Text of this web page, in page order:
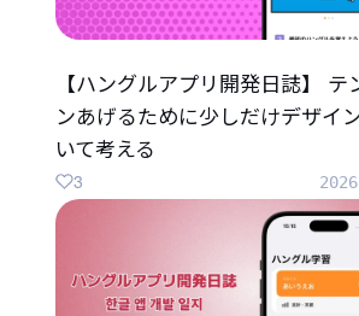
【ハングルアプリ開発日誌】 テ
ンあげるために少しだけデザイ
いて考える
3